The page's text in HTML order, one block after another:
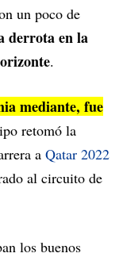
un poco de
derrota en la
.
mediante, fue
retomó la
a Qatar 2022
al circuito de
los buenos